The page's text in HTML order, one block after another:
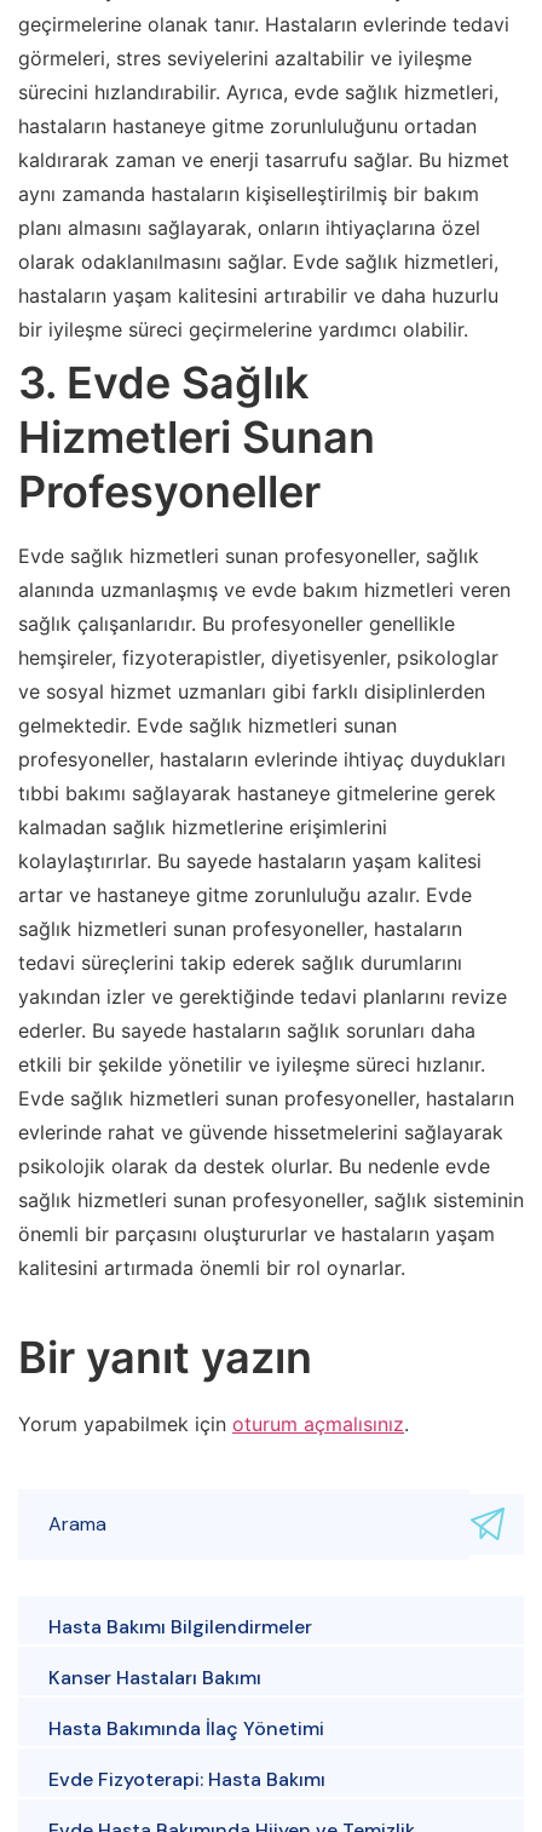
geçirmelerine olanak tanır. Hastaların evlerinde tedavi
görmeleri, stres seviyelerini azaltabilir ve iyileşme
sürecini hızlandırabilir. Ayrıca, evde sağlık hizmetleri,
hastaların hastaneye gitme zorunluluğunu ortadan
kaldırarak zaman ve enerji tasarrufu sağlar. Bu hizmet
aynı zamanda hastaların kişiselleştirilmiş bir bakım
planı almasını sağlayarak, onların ihtiyaçlarına özel
olarak odaklanılmasını sağlar. Evde sağlık hizmetleri,
hastaların yaşam kalitesini artırabilir ve daha huzurlu
bir iyileşme süreci geçirmelerine yardımcı olabilir.
3. Evde Sağlık
Hizmetleri Sunan
Profesyoneller
Evde sağlık hizmetleri sunan profesyoneller, sağlık
alanında uzmanlaşmış ve evde bakım hizmetleri veren
sağlık çalışanlarıdır. Bu profesyoneller genellikle
hemşireler, fizyoterapistler, diyetisyenler, psikologlar
ve sosyal hizmet uzmanları gibi farklı disiplinlerden
gelmektedir. Evde sağlık hizmetleri sunan
profesyoneller, hastaların evlerinde ihtiyaç duydukları
tıbbi bakımı sağlayarak hastaneye gitmelerine gerek
kalmadan sağlık hizmetlerine erişimlerini
kolaylaştırırlar. Bu sayede hastaların yaşam kalitesi
artar ve hastaneye gitme zorunluluğu azalır. Evde
sağlık hizmetleri sunan profesyoneller, hastaların
tedavi süreçlerini takip ederek sağlık durumlarını
yakından izler ve gerektiğinde tedavi planlarını revize
ederler. Bu sayede hastaların sağlık sorunları daha
etkili bir şekilde yönetilir ve iyileşme süreci hızlanır.
Evde sağlık hizmetleri sunan profesyoneller, hastaların
evlerinde rahat ve güvende hissetmelerini sağlayarak
psikolojik olarak da destek olurlar. Bu nedenle evde
sağlık hizmetleri sunan profesyoneller, sağlık sisteminin
önemli bir parçasını oluştururlar ve hastaların yaşam
kalitesini artırmada önemli bir rol oynarlar.
Bir yanıt yazın
Yorum yapabilmek için oturum açmalısınız.
Hasta Bakımı Bilgilendirmeler
Kanser Hastaları Bakımı
Hasta Bakımında İlaç Yönetimi
Evde Fizyoterapi: Hasta Bakımı